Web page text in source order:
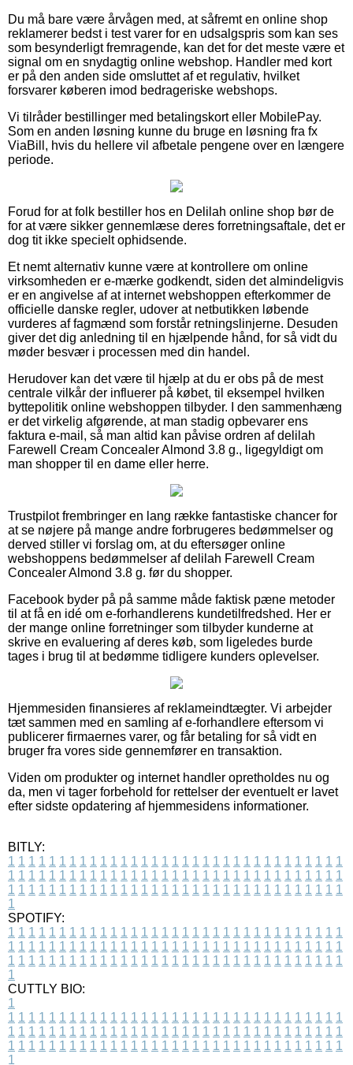
Du må bare være årvågen med, at såfremt en online shop
reklamerer bedst i test varer for en udsalgspris som kan ses
som besynderligt fremragende, kan det for det meste være et
signal om en snydagtig online webshop. Handler med kort
er på den anden side omsluttet af et regulativ, hvilket
forsvarer køberen imod bedrageriske webshops.
Vi tilråder bestillinger med betalingskort eller MobilePay.
Som en anden løsning kunne du bruge en løsning fra fx
ViaBill, hvis du hellere vil afbetale pengene over en længere
periode.
Forud for at folk bestiller hos en Delilah online shop bør de
for at være sikker gennemlæse deres forretningsaftale, det er
dog tit ikke specielt ophidsende.
Et nemt alternativ kunne være at kontrollere om online
virksomheden er e-mærke godkendt, siden det almindeligvis
er en angivelse af at internet webshoppen efterkommer de
officielle danske regler, udover at netbutikken løbende
vurderes af fagmænd som forstår retningslinjerne. Desuden
giver det dig anledning til en hjælpende hånd, for så vidt du
møder besvær i processen med din handel.
Herudover kan det være til hjælp at du er obs på de mest
centrale vilkår der influerer på købet, til eksempel hvilken
byttepolitik online webshoppen tilbyder. I den sammenhæng
er det virkelig afgørende, at man stadig opbevarer ens
faktura e-mail, så man altid kan påvise ordren af delilah
Farewell Cream Concealer Almond 3.8 g., ligegyldigt om
man shopper til en dame eller herre.
Trustpilot frembringer en lang række fantastiske chancer for
at se nøjere på mange andre forbrugeres bedømmelser og
derved stiller vi forslag om, at du eftersøger online
webshoppens bedømmelser af delilah Farewell Cream
Concealer Almond 3.8 g. før du shopper.
Facebook byder på på samme måde faktisk pæne metoder
til at få en idé om e-forhandlerens kundetilfredshed. Her er
der mange online forretninger som tilbyder kunderne at
skrive en evaluering af deres køb, som ligeledes burde
tages i brug til at bedømme tidligere kunders oplevelser.
Hjemmesiden finansieres af reklameindtægter. Vi arbejder
tæt sammen med en samling af e-forhandlere eftersom vi
publicerer firmaernes varer, og får betaling for så vidt en
bruger fra vores side gennemfører en transaktion.
Viden om produkter og internet handler opretholdes nu og
da, men vi tager forbehold for rettelser der eventuelt er lavet
efter sidste opdatering af hjemmesidens informationer.
BITLY:
1 1 1 1 1 1 1 1 1 1 1 1 1 1 1 1 1 1 1 1 1 1 1 1 1 1 1 1 1 1 1 1 1
1 1 1 1 1 1 1 1 1 1 1 1 1 1 1 1 1 1 1 1 1 1 1 1 1 1 1 1 1 1 1 1 1
1 1 1 1 1 1 1 1 1 1 1 1 1 1 1 1 1 1 1 1 1 1 1 1 1 1 1 1 1 1 1 1 1
1
SPOTIFY:
1 1 1 1 1 1 1 1 1 1 1 1 1 1 1 1 1 1 1 1 1 1 1 1 1 1 1 1 1 1 1 1 1
1 1 1 1 1 1 1 1 1 1 1 1 1 1 1 1 1 1 1 1 1 1 1 1 1 1 1 1 1 1 1 1 1
1 1 1 1 1 1 1 1 1 1 1 1 1 1 1 1 1 1 1 1 1 1 1 1 1 1 1 1 1 1 1 1 1
1
CUTTLY BIO:
1
1 1 1 1 1 1 1 1 1 1 1 1 1 1 1 1 1 1 1 1 1 1 1 1 1 1 1 1 1 1 1 1 1
1 1 1 1 1 1 1 1 1 1 1 1 1 1 1 1 1 1 1 1 1 1 1 1 1 1 1 1 1 1 1 1 1
1 1 1 1 1 1 1 1 1 1 1 1 1 1 1 1 1 1 1 1 1 1 1 1 1 1 1 1 1 1 1 1 1
1